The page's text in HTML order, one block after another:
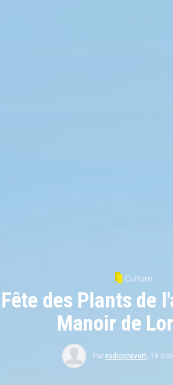
Culture
Fête des Plants de
Manoir de
Par radioprevert 18